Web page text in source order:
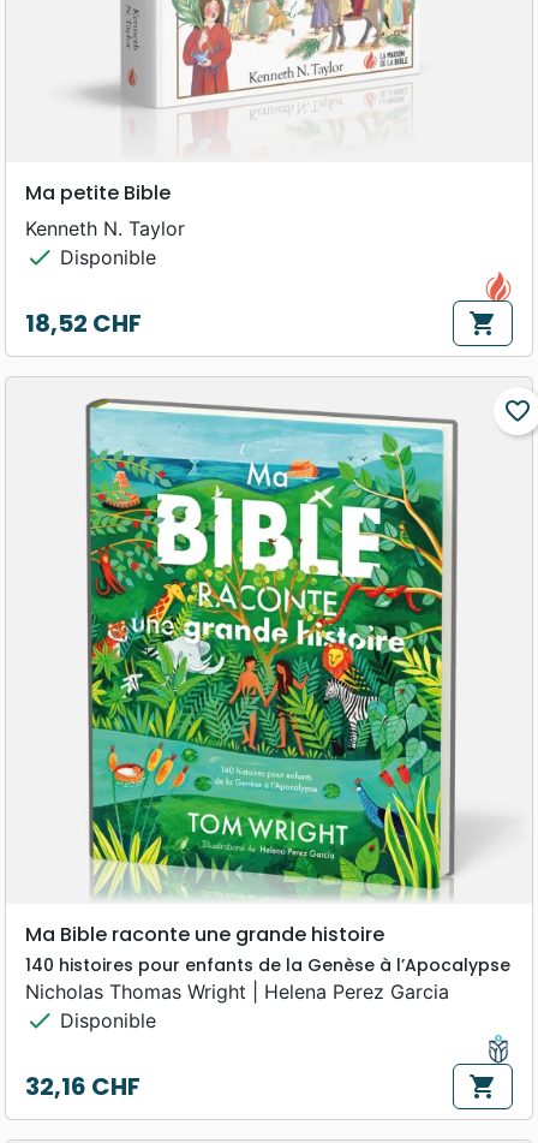
Ma petite Bible
Kenneth N. Taylor
check Disponible
Prix
18,52 CHF shopping_cart
favorite_border
Ma Bible raconte une grande histoire
140 histoires pour enfants de la Genèse à l’Apocalypse
Nicholas Thomas Wright | Helena Perez Garcia
check Disponible
Prix
32,16 CHF shopping_cart